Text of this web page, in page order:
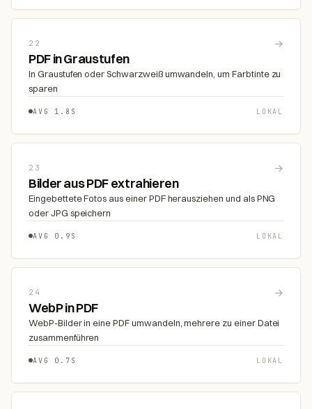
22 →
PDF in Graustufen
In Graustufen oder Schwarzweiß umwandeln, um Farbtinte zu
sparen
AVG 1.8S LOKAL
23 →
Bilder aus PDF extrahieren
Eingebettete Fotos aus einer PDF herausziehen und als PNG
oder JPG speichern
AVG 0.9S LOKAL
24 →
WebP in PDF
WebP-Bilder in eine PDF umwandeln, mehrere zu einer Datei
zusammenführen
AVG 0.7S LOKAL